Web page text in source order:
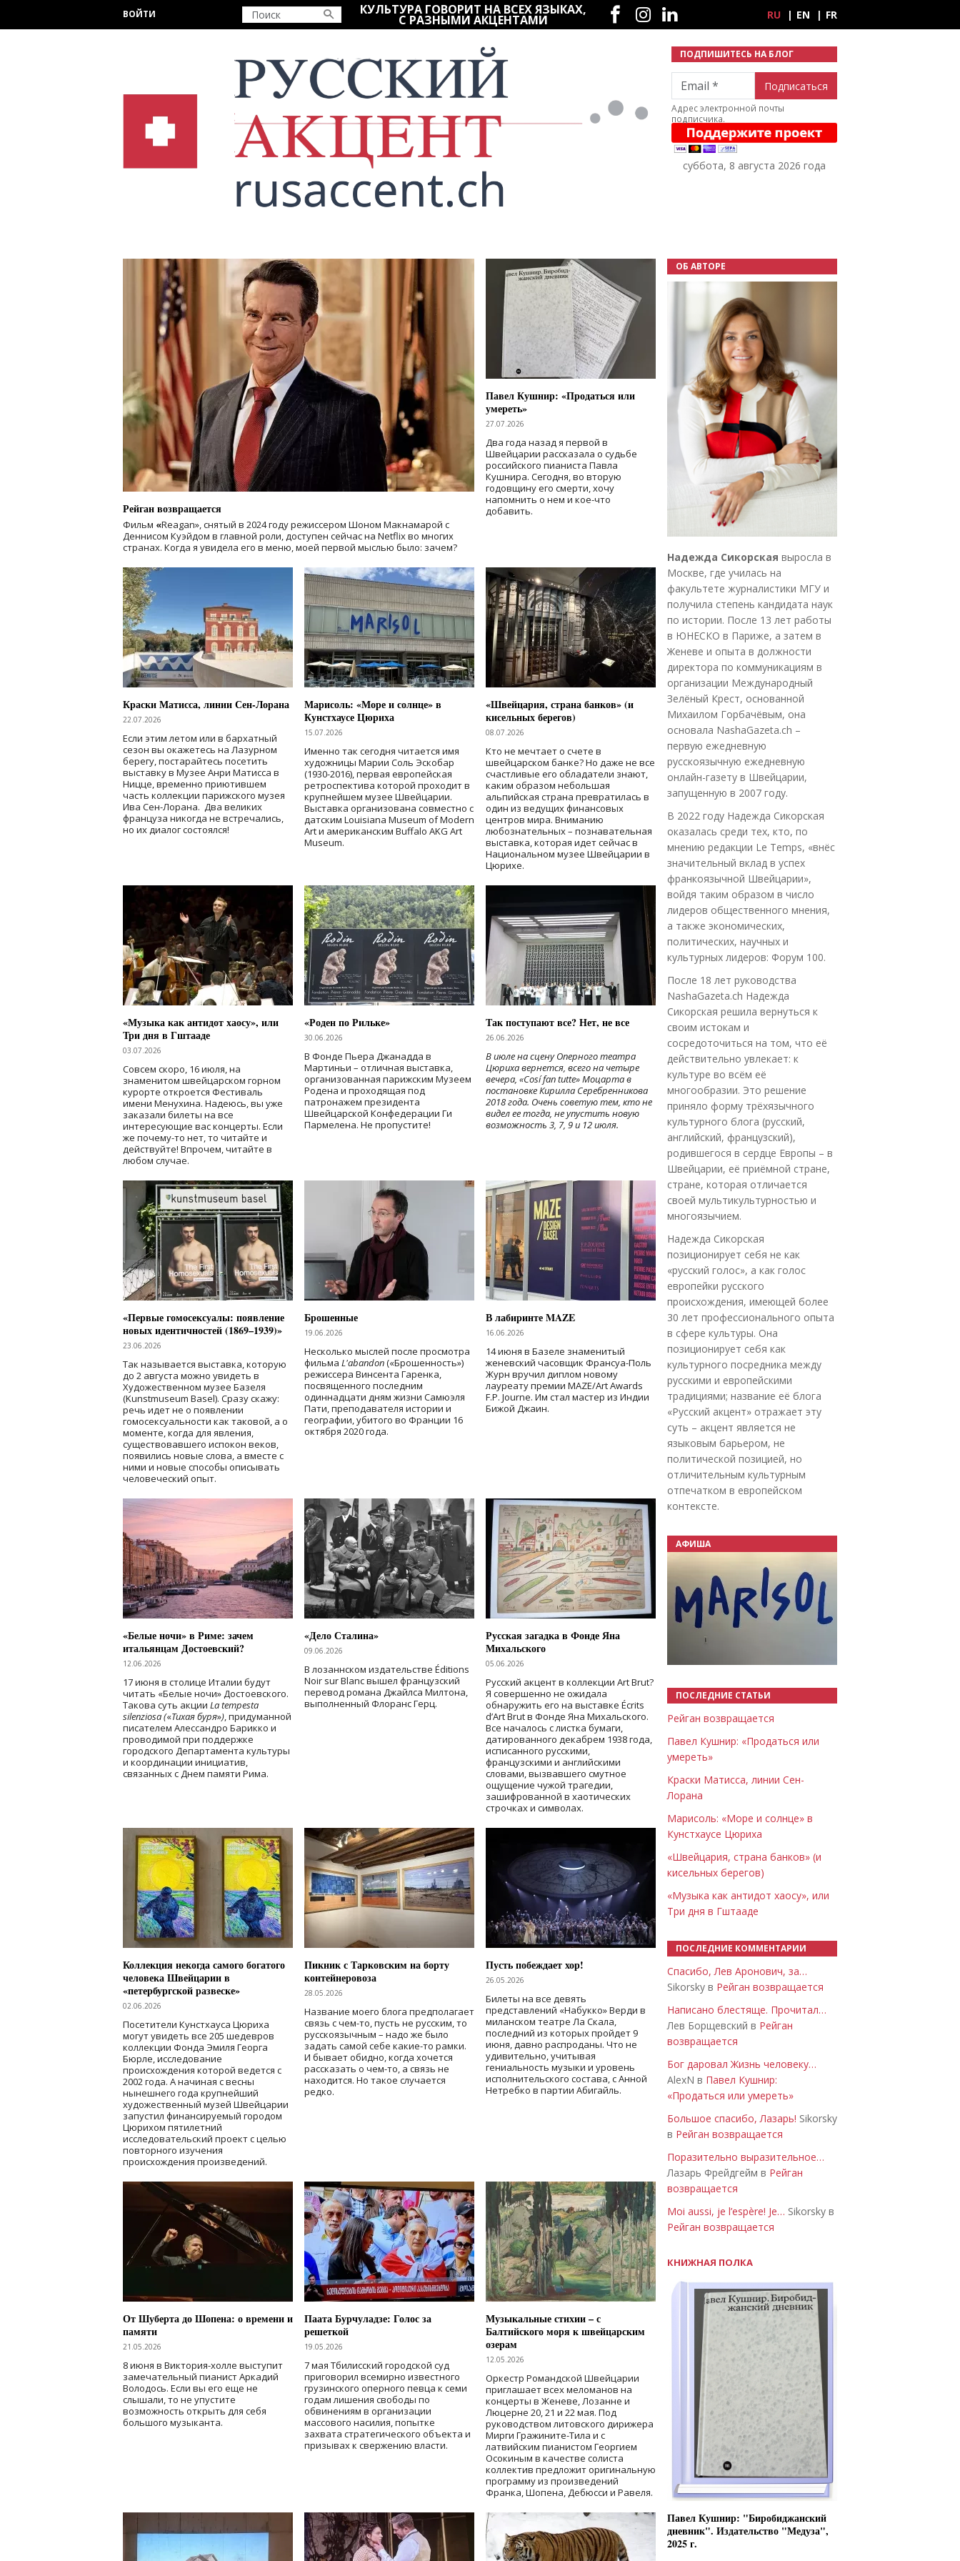
ВОЙТИ КУЛЬТУРА ГОВОРИТ НА ВСЕХ ЯЗЫКАХ,
С РАЗНЫМИ АКЦЕНТАМИ
Социальные сети
RU EN FR
ПОДПИШИТЕСЬ НА БЛОГ
Email
Адрес электронной почты
подписчика.
суббота, 8 августа 2026 года
Рейган возвращается
Фильм «Reagan», снятый в 2024 годурежиссером Шоном Макнамарой с
Деннисом Куэйдом в главной роли, доступен сейчас на Netflix во многих
странах. Когда я увидела его в меню, моей первой мыслью было: зачем?
Павел Кушнир: «Продаться или
умереть»
27.07.2026
Два года назад я первой в
Швейцарии рассказала о судьбе
российского пианиста Павла
Кушнира. Сегодня, во вторую
годовщину его смерти, хочу
напомнить о нем и кое-что
добавить.
Краски Матисса, линии Сен-Лорана
22.07.2026
Если этим летом или в бархатный
сезон вы окажетесь на Лазурном
берегу, постарайтесь посетить
выставку в Музее Анри Матисса в
Ницце, временно приютившем
часть коллекции парижского музея
Ива Сен-Лорана. Два великих
француза никогда не встречались,
но их диалог состоялся!
Марисоль: «Море и солнце» в
Кунстхаусе Цюриха
15.07.2026
Именно так сегодня читается имя
художницы Марии Соль Эскобар
(1930-2016), первая европейская
ретроспектива которой проходит в
крупнейшем музее Швейцарии.
Выставка организована совместно с
датским Louisiana Museum of Modern
Art и американским Buffalo AKG Art
Museum.
«Швейцария, страна банков» (и
кисельных берегов)
08.07.2026
Кто не мечтает о счете в
швейцарском банке? Но даже не все
счастливые его обладатели знают,
каким образом небольшая
альпийская страна превратилась в
один из ведущих финансовых
центров мира. Вниманию
любознательных – познавательная
выставка, которая идет сейчас в
Национальном музее Швейцарии в
Цюрихе.
«Музыка как антидот хаосу», или
Три дня в Гштааде
03.07.2026
Совсем скоро, 16 июля, на
знаменитом швейцарском горном
курорте откроется Фестиваль
имени Менухина. Надеюсь, вы уже
заказали билеты на все
интересующие вас концерты. Если
же почему-то нет, то читайте и
действуйте! Впрочем, читайте в
любом случае.
«Роден по Рильке»
30.06.2026
В Фонде Пьера Джанадда в
Мартиньи – отличная выставка,
организованная парижским Музеем
Родена и проходящая под
патронажем президента
Швейцарской Конфедерации Ги
Пармелена. Не пропустите!
Так поступают все? Нет, не все
26.06.2026
В июле на сцену Оперного театра
Цюриха вернется, всего на четыре
вечера, «Cosí fan tutte» Моцарта в
постановке Кирилла Серебренникова
2018 года. Очень советую тем, кто не
видел ее тогда, не упустить новую
возможность 3, 7, 9 и 12 июля.
«Первые гомосексуалы: появление
новых идентичностей (1869–1939)»
23.06.2026
Так называется выставка, которую
до 2 августа можно увидеть в
Художественном музее Базеля
(Kunstmuseum Basel). Сразу скажу:
речь идет не о появлении
гомосексуальности как таковой, а о
моменте, когда для явления,
существовавшего испокон веков,
появились новые слова, а вместе с
ними и новые способы описывать
человеческий опыт.
Брошенные
19.06.2026
Несколько мыслей после просмотра
фильма L'abandon(«Брошенность»)
режиссера Винсента Гаренка,
посвященного последним
одиннадцати дням жизни Самюэля
Пати, преподавателя истории и
географии, убитого во Франции 16
октября 2020 года.
В лабиринте MAZE
16.06.2026
14 июня в Базеле знаменитый
женевский часовщик Франсуа-Поль
Журн вручил диплом новому
лауреату премии MAZE/Art Awards
F.P. Journe. Им стал мастер из Индии
Бижой Джаин.
«Белые ночи» в Риме: зачем
итальянцам Достоевский?
12.06.2026
17 июня в столице Италии будут
читать «Белые ночи» Достоевского.
Такова суть акции La tempesta
silenziosa («Тихая буря»), придуманной
писателем Алессандро Барикко и
проводимой при поддержке
городского Департамента культуры
и координации инициатив,
связанных с Днем памяти Рима.
«Дело Сталина»
09.06.2026
В лозаннском издательстве Éditions
Noir sur Blanc вышел французский
перевод романа Джайлса Милтона,
выполненный Флоранс Герц.
Русская загадка в Фонде Яна
Михальского
05.06.2026
Русский акцент в коллекции Art Brut?
Я совершенно не ожидала
обнаружить его на выставке Écrits
d’Art Brut в Фонде Яна Михальского.
Все началось с листка бумаги,
датированного декабрем 1938 года,
исписанного русскими,
французскими и английскими
словами, вызвавшего смутное
ощущение чужой трагедии,
зашифрованной в хаотических
строчках и символах.
Коллекция некогда самого богатого
человека Швейцарии в
«петербургской развеске»
02.06.2026
Посетители Кунстхауса Цюриха
могут увидеть все 205 шедевров
коллекции Фонда Эмиля Георга
Бюрле, исследование
происхождения которой ведется с
2002 года. А начиная с весны
нынешнего года крупнейший
художественный музей Швейцарии
запустил финансируемый городом
Цюрихом пятилетний
исследовательский проект с целью
повторного изучения
происхождения произведений.
Пикник с Тарковским на борту
контейнеровоза
28.05.2026
Название моего блога предполагает
связь с чем-то, пусть не русским, то
русскоязычным – надо же было
задать самой себе какие-то рамки.
И бывает обидно, когда хочется
рассказать о чем-то, а связь не
находится. Но такое случается
редко.
Пусть побеждает хор!
26.05.2026
Билеты на все девять
представлений «Набукко» Верди в
миланском театре Ла Скала,
последний из которых пройдет 9
июня, давно распроданы. Что не
удивительно, учитывая
гениальность музыки и уровень
исполнительского состава, с Анной
Нетребко в партии Абигайль.
От Шуберта до Шопена: о времени и
памяти
21.05.2026
8 июня в Виктория-холле выступит
замечательный пианист Аркадий
Володось. Если вы его еще не
слышали, то не упустите
возможность открыть для себя
большого музыканта.
Паата Бурчуладзе: Голос за
решеткой
19.05.2026
7 мая Тбилисский городской суд
приговорил всемирно известного
грузинского оперного певца к семи
годам лишения свободы по
обвинениям в организации
массового насилия, попытке
захвата стратегического объекта и
призывах к свержению власти.
Музыкальные стихии – с
Балтийского моря к швейцарским
озерам
12.05.2026
Оркестр Романдской Швейцарии
приглашает всех меломанов на
концерты в Женеве, Лозанне и
Люцерне 20, 21 и 22 мая. Под
руководством литовского дирижера
Мирги Гражините-Тила и с
латвийским пианистом Георгием
Осокиным в качестве солиста
коллектив предложит оригинальную
программу из произведений
Франка, Шопена, Дебюсси и Равеля.
ОБ АВТОРЕ
Надежда Сикорская выросла в
Москве, где училась на
факультете журналистики МГУ и
получила степень кандидата наук
по истории. После 13 лет работы
в ЮНЕСКО в Париже, а затем в
Женеве и опыта в должности
директора по коммуникациям в
организации Международный
Зелёный Крест, основанной
Михаилом Горбачёвым, она
основала NashaGazeta.ch –
первую ежедневную
русскоязычную ежедневную
онлайн-газету в Швейцарии,
запущенную в 2007 году.
В 2022 году Надежда Сикорская
оказалась среди тех, кто, по
мнению редакции Le Temps, «внёс
значительный вклад в успех
франкоязычной Швейцарии»,
войдя таким образом в число
лидеров общественного мнения,
а также экономических,
политических, научных и
культурных лидеров: Форум 100.
После 18 лет руководства
NashaGazeta.ch Надежда
Сикорская решила вернуться к
своим истокам и
сосредоточиться на том, что её
действительно увлекает: к
культуре во всём её
многообразии. Это решение
приняло форму трёхязычного
культурного блога (русский,
английский, французский),
родившегося в сердце Европы – в
Швейцарии, её приёмной стране,
стране, которая отличается
своей мультикультурностью и
многоязычием.
Надежда Сикорская
позиционирует себя не как
«русский голос», а как голос
европейки русского
происхождения, имеющей более
30 лет профессионального опыта
в сфере культуры. Она
позиционирует себя как
культурного посредника между
русскими и европейскими
традициями; название её блога
«Русский акцент» отражает эту
суть – акцент является не
языковым барьером, не
политической позицией, но
отличительным культурным
отпечатком в европейском
контексте.
АФИША
ПОСЛЕДНИЕ СТАТЬИ
Рейган возвращается
Павел Кушнир: «Продаться или
умереть»
Краски Матисса, линии Сен-
Лорана
Марисоль: «Море и солнце» в
Кунстхаусе Цюриха
«Швейцария, страна банков» (и
кисельных берегов)
«Музыка как антидот хаосу», или
Три дня в Гштааде
ПОСЛЕДНИЕ КОММЕНТАРИИ
Спасибо, Лев Аронович, за…
Sikorsky в Рейган возвращается
Написано блестяще. Прочитал…
Лев Борщевский в Рейган
возвращается
Бог даровал Жизнь человеку…
AlexN в Павел Кушнир:
«Продаться или умереть»
Большое спасибо, Лазарь! Sikorsky
в Рейган возвращается
Поразительно выразительное…
Лазарь Фрейдгейм в Рейган
возвращается
Moi aussi, je l’espère! Je… Sikorsky в
Рейган возвращается
КНИЖНАЯ ПОЛКА
Павел Кушнир: "Биробиджанский
дневник". Издательство "Медуза",
2025 г.